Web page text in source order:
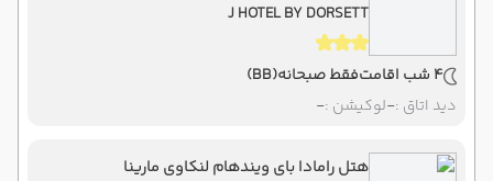
J HOTEL BY DORSETT
4 شب اقامت فقط صبحانه(BB)
دید اتاق :-لوکیشن :-
هتل رامادا بای ویندهام لنکاوی مارینا